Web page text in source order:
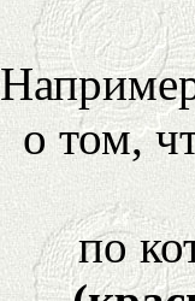
о том,
по